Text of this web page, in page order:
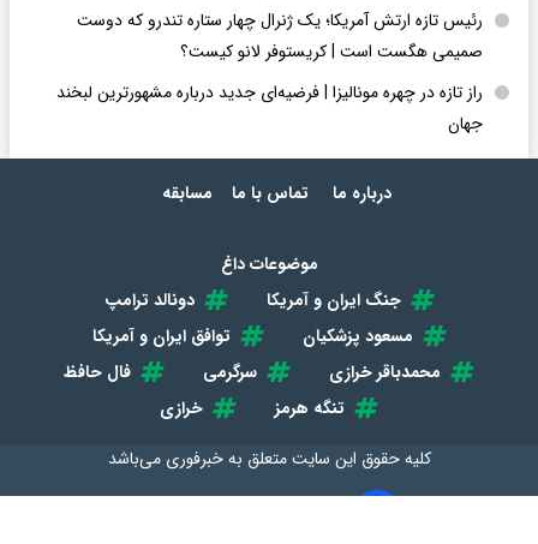
رئیس تازه ارتش آمریکا؛ یک ژنرال چهار ستاره تندرو که دوست
صمیمی هگست است | کریستوفر لانو کیست؟
راز تازه در چهره مونالیزا | فرضیه‌ای جدید درباره مشهورترین لبخند
جهان
درباره ما تماس با ما مسابقه
موضوعات داغ
جنگ ایران و آمریکا
دونالد ترامپ
مسعود پزشکیان
توافق ایران و آمریکا
محمدباقر خرازی
سرگرمی
فال حافظ
تنگه هرمز
خرازی
کلیه حقوق این سایت متعلق بهخبرفوری می‌باشد